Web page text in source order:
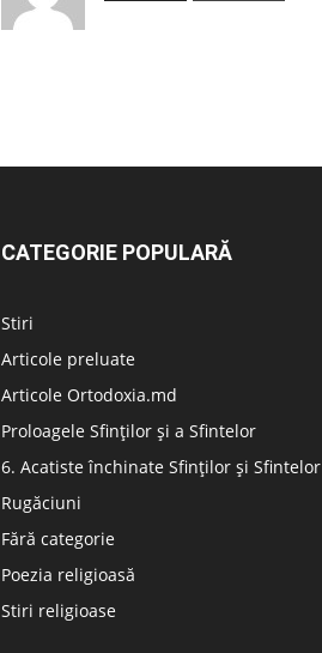
CATEGORIE POPULARĂ
Stiri
Articole preluate
Articole Ortodoxia.md
Proloagele Sfinților și a Sfintelor
6. Acatiste închinate Sfinților și Sfintelor
Rugăciuni
Fără categorie
Poezia religioasă
Stiri religioase